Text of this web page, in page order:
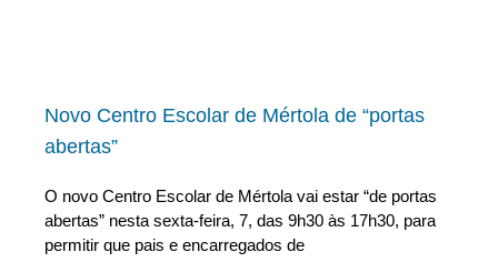
Novo Centro Escolar de Mértola de “portas
abertas”
O novo Centro Escolar de Mértola vai estar “de portas
abertas” nesta sexta-feira, 7, das 9h30 às 17h30, para
permitir que pais e encarregados de